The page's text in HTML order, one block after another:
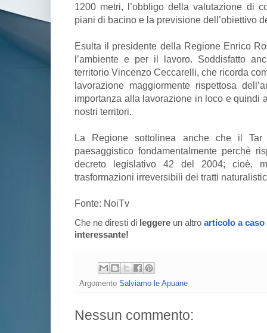
1200 metri, l’obbligo della valutazione di
piani di bacino e la previsione dell’obiettivo
Esulta il presidente della Regione Enrico
l’ambiente e per il lavoro. Soddisfatto
territorio Vincenzo Ceccarelli, che ricorda
lavorazione maggiormente rispettosa
importanza alla lavorazione in loco e quindi
nostri territori.
La Regione sottolinea anche che il
paesaggistico fondamentalmente perchè
decreto legislativo 42 del 2004; cioè,
trasformazioni irreversibili dei tratti
Fonte: NoiTv
Che ne diresti di leggere un altro articolo a caso
interessante!
Argomento Salviamo le Apuane
Nessun commento: